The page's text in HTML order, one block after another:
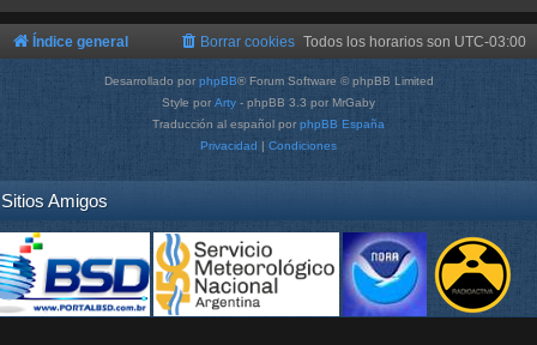
Índice general Todos los horarios son UTC-03:00
Borrar cookies
Desarrollado por phpBB® Forum Software © phpBB Limited
Style por Arty - phpBB 3.3 por MrGaby
Traducción al español por phpBB España
Privacidad | Condiciones
Sitios Amigos